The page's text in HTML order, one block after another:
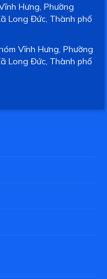
Hưng, Phường
Long Đức, Thành phố
Vĩnh Hưng, Phường
Long Đức, Thành phố